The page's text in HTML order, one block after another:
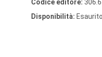
Codice editore: 306.6
Disponibilità: Esaurito